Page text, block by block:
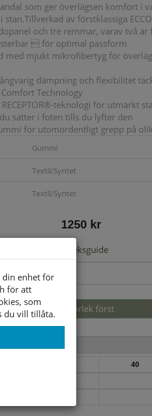
som ger överlägsen komfort i
av förstklassiga
och tre remmar, varav två
 för optimal passform
med mjukt mikrofibertyg för
dämpning och flexibilitet
Technology
RECEPTOR®-teknologi för utmärkt
sätter i foten tills du lyfter den
för utomordentligt grepp på
Gummi
Textil/Syntet
Textil/Syntet
1250 kr
Storleksguide
Välj storlek först
40
din enhet för
för att
som
du vill tillåta.